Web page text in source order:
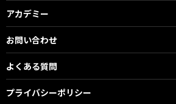
アカデミー
お問い合わせ
よくある質問
プライバシーポリシー